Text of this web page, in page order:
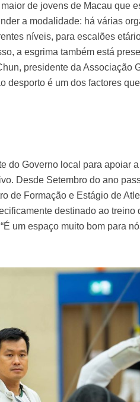
de jovens de Macau que
a modalidade: há várias
níveis, para escalões
a esgrima também está
presidente da Associação
desporto é um dos factores
do Governo local para apoiar
Desde Setembro do ano
de Formação e Estágio de
destinado ao treino
um espaço muito bom para